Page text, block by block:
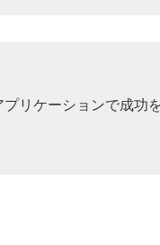
リケーションで成功